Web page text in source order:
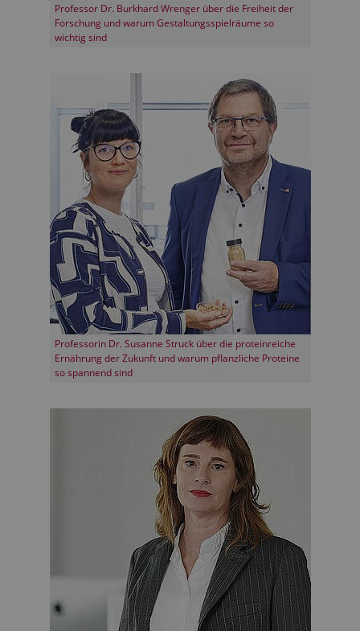
Professor Dr. Burkhard Wrenger über die Freiheit der
Forschung und warum Gestaltungsspielräume so
wichtig sind
Professorin Dr. Susanne Struck über die proteinreiche
Ernährung der Zukunft und warum pflanzliche Proteine
so spannend sind